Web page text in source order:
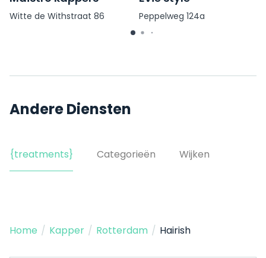
Witte de Withstraat 86 Peppelweg 124a
Andere Diensten
{treatments} Categorieën Wijken
Home / Kapper / Rotterdam / Hairish